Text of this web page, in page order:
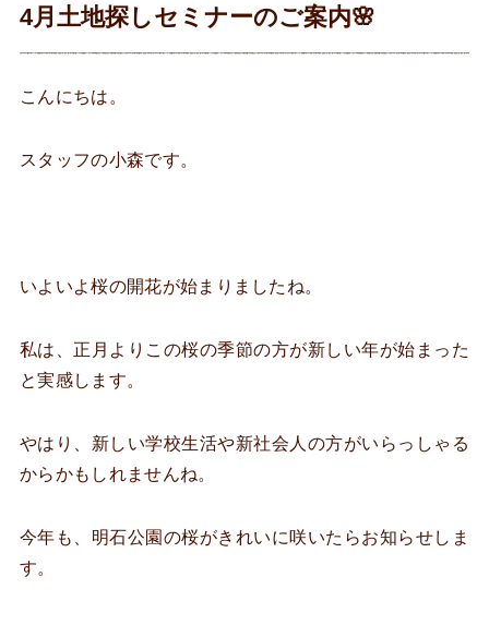
4月土地探しセミナーのご案内🌸
こんにちは。
スタッフの小森です。
いよいよ桜の開花が始まりましたね。
私は、正月よりこの桜の季節の方が新しい年が始まった
と実感します。
やはり、新しい学校生活や新社会人の方がいらっしゃる
からかもしれませんね。
今年も、明石公園の桜がきれいに咲いたらお知らせしま
す。